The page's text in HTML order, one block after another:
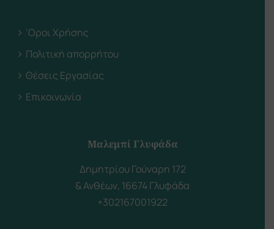
‘Οροι Χρήσης
Πολιτική απορρήτου
Θέσεις Εργασίας
Επικοινωνία
Μαλεμπί Γλυφάδα
Δημητρίου Γούναρη 172
& Ανθέων, 16674 Γλυφάδα
+302167001922